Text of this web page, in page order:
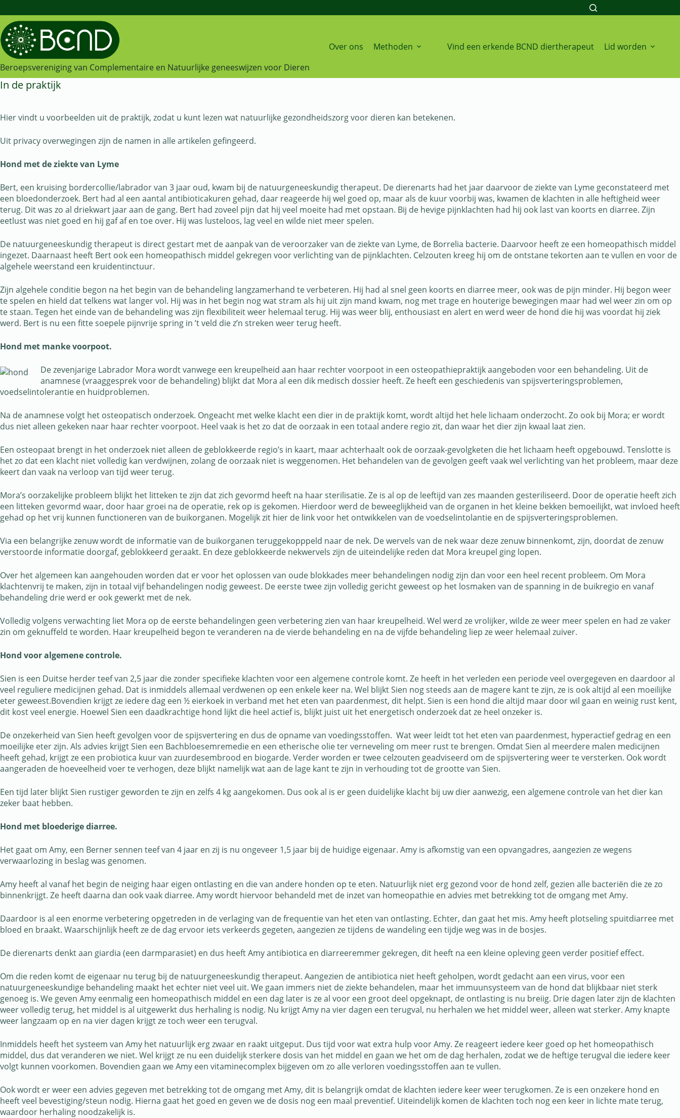
Beroepsvereniging van Complementaire en Natuurlijke geneeswijzen voor Dieren
Over ons Methoden Vind een erkende BCND diertherapeut Lid worden
In de praktijk
Hier vindt u voorbeelden uit de praktijk, zodat u kunt lezen wat natuurlijke gezondheidszorg voor dieren kan betekenen.
Uit privacy overwegingen zijn de namen in alle artikelen gefingeerd.
Hond met de ziekte van Lyme
Bert, een kruising bordercollie/labrador van 3 jaar oud, kwam bij de natuurgeneeskundig therapeut. De dierenarts had het jaar daarvoor de ziekte van Lyme geconstateerd met
een bloedonderzoek. Bert had al een aantal antibioticakuren gehad, daar reageerde hij wel goed op, maar als de kuur voorbij was, kwamen de klachten in alle heftigheid weer
terug. Dit was zo al driekwart jaar aan de gang. Bert had zoveel pijn dat hij veel moeite had met opstaan. Bij de hevige pijnklachten had hij ook last van koorts en diarree. Zijn
eetlust was niet goed en hij gaf af en toe over. Hij was lusteloos, lag veel en wilde niet meer spelen.
De natuurgeneeskundig therapeut is direct gestart met de aanpak van de veroorzaker van de ziekte van Lyme, de Borrelia bacterie. Daarvoor heeft ze een homeopathisch middel
ingezet. Daarnaast heeft Bert ook een homeopathisch middel gekregen voor verlichting van de pijnklachten. Celzouten kreeg hij om de ontstane tekorten aan te vullen en voor de
algehele weerstand een kruidentinctuur.
Zijn algehele conditie begon na het begin van de behandeling langzamerhand te verbeteren. Hij had al snel geen koorts en diarree meer, ook was de pijn minder. Hij begon weer
te spelen en hield dat telkens wat langer vol. Hij was in het begin nog wat stram als hij uit zijn mand kwam, nog met trage en houterige bewegingen maar had wel weer zin om op
te staan. Tegen het einde van de behandeling was zijn flexibiliteit weer helemaal terug. Hij was weer blij, enthousiast en alert en werd weer de hond die hij was voordat hij ziek
werd. Bert is nu een fitte soepele pijnvrije spring in ’t veld die z’n streken weer terug heeft.
Hond met manke voorpoot.
De zevenjarige Labrador Mora wordt vanwege een kreupelheid aan haar rechter voorpoot in een osteopathiepraktijk aangeboden voor een behandeling. Uit de
anamnese (vraaggesprek voor de behandeling) blijkt dat Mora al een dik medisch dossier heeft. Ze heeft een geschiedenis van spijsverteringsproblemen,
voedselintolerantie en huidproblemen.
Na de anamnese volgt het osteopatisch onderzoek. Ongeacht met welke klacht een dier in de praktijk komt, wordt altijd het hele lichaam onderzocht. Zo ook bij Mora; er wordt
dus niet alleen gekeken naar haar rechter voorpoot. Heel vaak is het zo dat de oorzaak in een totaal andere regio zit, dan waar het dier zijn kwaal laat zien.
Een osteopaat brengt in het onderzoek niet alleen de geblokkeerde regio’s in kaart, maar achterhaalt ook de oorzaak-gevolgketen die het lichaam heeft opgebouwd. Tenslotte is
het zo dat een klacht niet volledig kan verdwijnen, zolang de oorzaak niet is weggenomen. Het behandelen van de gevolgen geeft vaak wel verlichting van het probleem, maar deze
keert dan vaak na verloop van tijd weer terug.
Mora’s oorzakelijke probleem blijkt het litteken te zijn dat zich gevormd heeft na haar sterilisatie. Ze is al op de leeftijd van zes maanden gesteriliseerd. Door de operatie heeft zich
een litteken gevormd waar, door haar groei na de operatie, rek op is gekomen. Hierdoor werd de beweeglijkheid van de organen in het kleine bekken bemoeilijkt, wat invloed heeft
gehad op het vrij kunnen functioneren van de buikorganen. Mogelijk zit hier de link voor het ontwikkelen van de voedselintolantie en de spijsverteringsproblemen.
Via een belangrijke zenuw wordt de informatie van de buikorganen teruggekopppeld naar de nek. De wervels van de nek waar deze zenuw binnenkomt, zijn, doordat de zenuw
verstoorde informatie doorgaf, geblokkeerd geraakt. En deze geblokkeerde nekwervels zijn de uiteindelijke reden dat Mora kreupel ging lopen.
Over het algemeen kan aangehouden worden dat er voor het oplossen van oude blokkades meer behandelingen nodig zijn dan voor een heel recent probleem. Om Mora
klachtenvrij te maken, zijn in totaal vijf behandelingen nodig geweest. De eerste twee zijn volledig gericht geweest op het losmaken van de spanning in de buikregio en vanaf
behandeling drie werd er ook gewerkt met de nek.
Volledig volgens verwachting liet Mora op de eerste behandelingen geen verbetering zien van haar kreupelheid. Wel werd ze vrolijker, wilde ze weer meer spelen en had ze vaker
zin om geknuffeld te worden. Haar kreupelheid begon te veranderen na de vierde behandeling en na de vijfde behandeling liep ze weer helemaal zuiver.
Hond voor algemene controle.
Sien is een Duitse herder teef van 2,5 jaar die zonder specifieke klachten voor een algemene controle komt. Ze heeft in het verleden een periode veel overgegeven en daardoor al
veel reguliere medicijnen gehad. Dat is inmiddels allemaal verdwenen op een enkele keer na. Wel blijkt Sien nog steeds aan de magere kant te zijn, ze is ook altijd al een moeilijke
eter geweest.Bovendien krijgt ze iedere dag een ½ eierkoek in verband met het eten van paardenmest, dit helpt. Sien is een hond die altijd maar door wil gaan en weinig rust kent,
dit kost veel energie. Hoewel Sien een daadkrachtige hond lijkt die heel actief is, blijkt juist uit het energetisch onderzoek dat ze heel onzeker is.
De onzekerheid van Sien heeft gevolgen voor de spijsvertering en dus de opname van voedingsstoffen. Wat weer leidt tot het eten van paardenmest, hyperactief gedrag en een
moeilijke eter zijn. Als advies krijgt Sien een Bachbloesemremedie en een etherische olie ter verneveling om meer rust te brengen. Omdat Sien al meerdere malen medicijnen
heeft gehad, krijgt ze een probiotica kuur van zuurdesembrood en biogarde. Verder worden er twee celzouten geadviseerd om de spijsvertering weer te versterken. Ook wordt
aangeraden de hoeveelheid voer te verhogen, deze blijkt namelijk wat aan de lage kant te zijn in verhouding tot de grootte van Sien.
Een tijd later blijkt Sien rustiger geworden te zijn en zelfs 4 kg aangekomen. Dus ook al is er geen duidelijke klacht bij uw dier aanwezig, een algemene controle van het dier kan
zeker baat hebben.
Hond met bloederige diarree.
Het gaat om Amy, een Berner sennen teef van 4 jaar en zij is nu ongeveer 1,5 jaar bij de huidige eigenaar. Amy is afkomstig van een opvangadres, aangezien ze wegens
verwaarlozing in beslag was genomen.
Amy heeft al vanaf het begin de neiging haar eigen ontlasting en die van andere honden op te eten. Natuurlijk niet erg gezond voor de hond zelf, gezien alle bacteriën die ze zo
binnenkrijgt. Ze heeft daarna dan ook vaak diarree. Amy wordt hiervoor behandeld met de inzet van homeopathie en advies met betrekking tot de omgang met Amy.
Daardoor is al een enorme verbetering opgetreden in de verlaging van de frequentie van het eten van ontlasting. Echter, dan gaat het mis. Amy heeft plotseling spuitdiarree met
bloed en braakt. Waarschijnlijk heeft ze de dag ervoor iets verkeerds gegeten, aangezien ze tijdens de wandeling een tijdje weg was in de bosjes.
De dierenarts denkt aan giardia (een darmparasiet) en dus heeft Amy antibiotica en diarreeremmer gekregen, dit heeft na een kleine opleving geen verder positief effect.
Om die reden komt de eigenaar nu terug bij de natuurgeneeskundig therapeut. Aangezien de antibiotica niet heeft geholpen, wordt gedacht aan een virus, voor een
natuurgeneeskundige behandeling maakt het echter niet veel uit. We gaan immers niet de ziekte behandelen, maar het immuunsysteem van de hond dat blijkbaar niet sterk
genoeg is. We geven Amy eenmalig een homeopathisch middel en een dag later is ze al voor een groot deel opgeknapt, de ontlasting is nu breiig. Drie dagen later zijn de klachten
weer volledig terug, het middel is al uitgewerkt dus herhaling is nodig. Nu krijgt Amy na vier dagen een terugval, nu herhalen we het middel weer, alleen wat sterker. Amy knapte
weer langzaam op en na vier dagen krijgt ze toch weer een terugval.
Inmiddels heeft het systeem van Amy het natuurlijk erg zwaar en raakt uitgeput. Dus tijd voor wat extra hulp voor Amy. Ze reageert iedere keer goed op het homeopathisch
middel, dus dat veranderen we niet. Wel krijgt ze nu een duidelijk sterkere dosis van het middel en gaan we het om de dag herhalen, zodat we de heftige terugval die iedere keer
volgt kunnen voorkomen. Bovendien gaan we Amy een vitaminecomplex bijgeven om zo alle verloren voedingsstoffen aan te vullen.
Ook wordt er weer een advies gegeven met betrekking tot de omgang met Amy, dit is belangrijk omdat de klachten iedere keer weer terugkomen. Ze is een onzekere hond en
heeft veel bevestiging/steun nodig. Hierna gaat het goed en geven we de dosis nog een maal preventief. Uiteindelijk komen de klachten toch nog een keer in lichte mate terug,
waardoor herhaling noodzakelijk is.